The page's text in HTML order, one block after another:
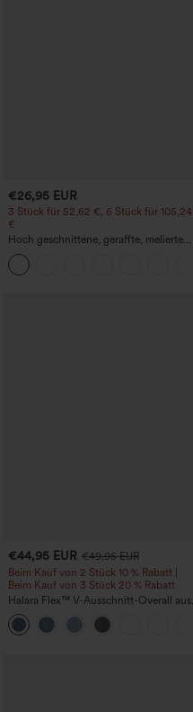
€26,95 EUR
3 Stück für 52,62 €, 6 Stück für 105,24
€
Hoch geschnittene, geraffte, melierte
Yoga-Pedal-Pusher-Joggers mit
Taschen
€44,95 EUR €49,95 EUR
Beim Kauf von 2 Stück 10 % Rabatt |
Beim Kauf von 3 Stück 20 % Rabatt
Halara Flex™ V-Ausschnitt-Overall aus
gewaschenem Denim mit Taschen –
lässig